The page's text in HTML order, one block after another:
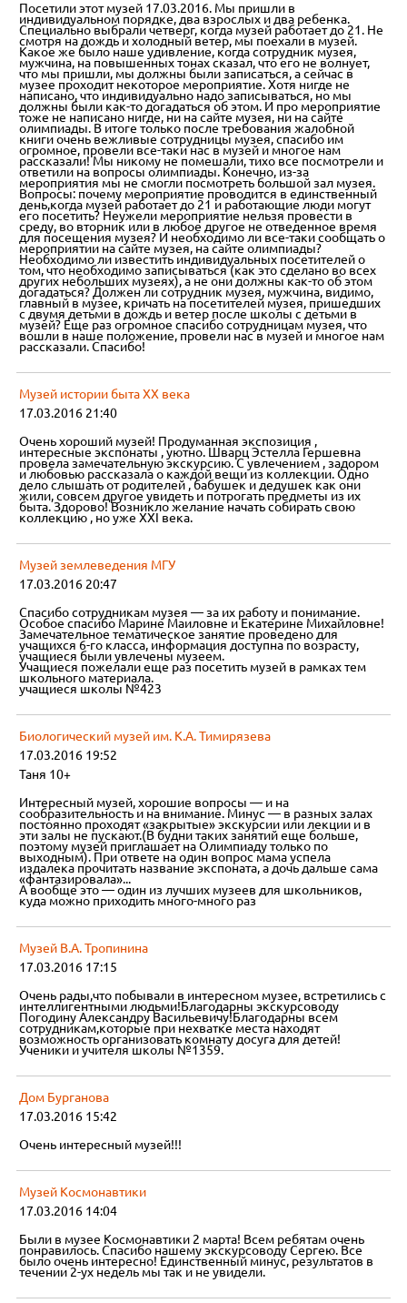
Посетили этот музей 17.03.2016. Мы пришли в
индивидуальном порядке, два взрослых и два ребенка.
Специально выбрали четверг, когда музей работает до 21. Не
смотря на дождь и холодный ветер, мы поехали в музей.
Какое же было наше удивление, когда сотрудник музея,
мужчина, на повышенных тонах сказал, что его не волнует,
что мы пришли, мы должны были записаться, а сейчас в
музее проходит некоторое мероприятие. Хотя нигде не
написано, что индивидуально надо записываться, но мы
должны были как-то догадаться об этом. И про мероприятие
тоже не написано нигде, ни на сайте музея, ни на сайте
олимпиады. В итоге только после требования жалобной
книги очень вежливые сотрудницы музея, спасибо им
огромное, провели все-таки нас в музей и многое нам
рассказали! Мы никому не помешали, тихо все посмотрели и
ответили на вопросы олимпиады. Конечно, из-за
мероприятия мы не смогли посмотреть большой зал музея.
Вопросы: почему мероприятие проводится в единственный
день,когда музей работает до 21 и работающие люди могут
его посетить? Неужели мероприятие нельзя провести в
среду, во вторник или в любое другое не отведенное время
для посещения музея? И необходимо ли все-таки сообщать о
мероприятии на сайте музея, на сайте олимпиады?
Необходимо ли известить индивидуальных посетителей о
том, что необходимо записываться (как это сделано во всех
других небольших музеях), а не они должны как-то об этом
догадаться? Должен ли сотрудник музея, мужчина, видимо,
главный в музее, кричать на посетителей музея, пришедших
с двумя детьми в дождь и ветер после школы с детьми в
музей? Еще раз огромное спасибо сотрудницам музея, что
вошли в наше положение, провели нас в музей и многое нам
рассказали. Спасибо!
Музей истории быта XX века
17.03.2016 21:40
Очень хороший музей! Продуманная экспозиция ,
интересные экспонаты , уютно. Шварц Эстелла Гершевна
провела замечательную экскурсию. С увлечением , задором
и любовью рассказала о каждой вещи из коллекции. Одно
дело слышать от родителей , бабушек и дедушек как они
жили, совсем другое увидеть и потрогать предметы из их
быта. Здорово! Возникло желание начать собирать свою
коллекцию , но уже XXI века.
Музей землеведения МГУ
17.03.2016 20:47
Спасибо сотрудникам музея — за их работу и понимание.
Особое спасибо Марине Маиловне и Екатерине Михайловне!
Замечательное тематическое занятие проведено для
учащихся 6-го класса, информация доступна по возрасту,
учащиеся были увлечены музеем.
Учащиеся пожелали еще раз посетить музей в рамках тем
школьного материала.
учащиеся школы №423
Биологический музей им. К.А. Тимирязева
17.03.2016 19:52
Таня 10+
Интересный музей, хорошие вопросы — и на
сообразительность и на внимание. Минус — в разных залах
постоянно проходят «закрытые» экскурсии или лекции и в
эти залы не пускают.(В будни таких занятий еще больше,
поэтому музей приглашает на Олимпиаду только по
выходным). При ответе на один вопрос мама успела
издалека прочитать название экспоната, а дочь дальше сама
«фантазировала»...
А вообще это — один из лучших музеев для школьников,
куда можно приходить много-много раз
Музей В.А. Тропинина
17.03.2016 17:15
Очень рады,что побывали в интересном музее, встретились с
интеллигентными людьми!Благодарны экскурсоводу
Погодину Александру Васильевичу!Благодарны всем
сотрудникам,которые при нехватке места находят
возможность организовать комнату досуга для детей!
Ученики и учителя школы №1359.
Дом Бурганова
17.03.2016 15:42
Очень интересный музей!!!
Музей Космонавтики
17.03.2016 14:04
Были в музее Космонавтики 2 марта! Всем ребятам очень
понравилось. Спасибо нашему экскурсоводу Сергею. Все
было очень интересно! Единственный минус, результатов в
течении 2-ух недель мы так и не увидели.